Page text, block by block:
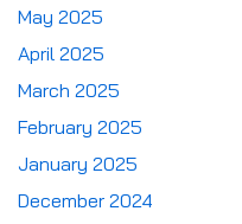
May 2025
April 2025
March 2025
February 2025
January 2025
December 2024